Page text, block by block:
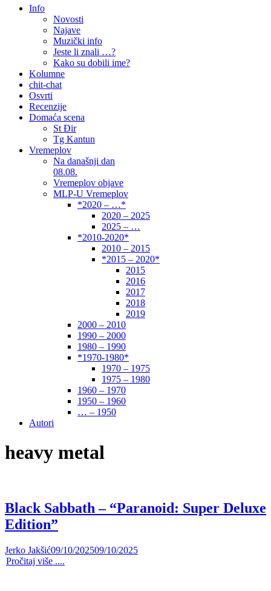
Autori
Info
Novosti
Najave
Muzički info
Jeste li znali …?
Kako su dobili ime?
Kolumne
chit-chat
Osvrti
Recenzije
Domaća scena
St Đir
Tg Kantun
Vremeplov
Na današnji dan
08.08.
Vremeplov objave
MLP-U Vremeplov
*2020 – …*
2020 – 2025
2025 – …
*2010-2020*
2010 – 2015
*2015 – 2020*
2015
2016
2017
2018
2019
2000 – 2010
1990 – 2000
1980 – 1990
*1970-1980*
1970 – 1975
1975 – 1980
1960 – 1970
1950 – 1960
… – 1950
Autori
heavy metal
Black Sabbath – “Paranoid: Super Deluxe
Edition”
Jerko Jakšić09/10/202509/10/2025
Pročitaj više ....